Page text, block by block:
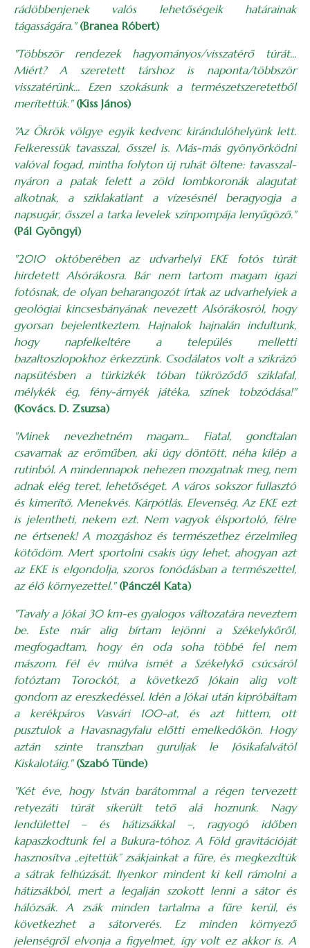
rádöbbenjenek valós lehetőségeik határainak
tágasságára." (Branea Róbert)
"Többször rendezek hagyományos/visszatérő túrát...
Miért? A szeretett társhoz is naponta/többször
visszatérünk... Ezen szokásunk a természetszeretetből
merítettük." (Kiss János)
"Az ­Ökrök völgye egyik kedvenc kirándulóhelyünk lett.
Felkeressük tavasszal, ősszel is. Más-más gyönyörködni
valóval fogad, mintha folyton új ruhát öltene: tavasszal-
nyáron a patak felett a zöld lombkoronák alagutat
alkotnak, a sziklakatlant a vízesésnél beragyogja a
napsugár, ősszel a tarka levelek színpompája lenyűgöző."
(Pál Gyöngyi)
"2010 októberében az udvarhelyi EKE fotós túrát
hirdetett Alsórákosra. Bár nem tartom magam igazi
fotósnak, de olyan beharangozót írtak az udvarhelyiek a
geológiai kincsesbányának nevezett Alsórákosról, hogy
gyorsan bejelentkeztem. Hajnalok hajnalán indultunk,
hogy napfelkeltére a település melletti
bazaltoszlopokhoz érkezzünk. Csodálatos volt a szikrázó
napsütésben a türkizkék tóban tükröződő sziklafal,
mélykék ég, fény-árnyék játéka, színek tobzódása!"
(Kovács. D. Zsuzsa)
"Minek nevezhetném magam... Fiatal, gondtalan
csavarnak az erőműben, aki úgy döntött, néha kilép a
rutinból. A mindennapok nehezen mozgatnak meg, nem
adnak elég teret, lehetőséget. A város sokszor fullasztó
és kimerítő. Menekvés. Kárpótlás. Elevenség. Az EKE ezt
is jelentheti, nekem ezt. Nem vagyok élsportoló, félre
ne értsenek! A mozgáshoz és természethez érzelmileg
kötődöm. Mert sportolni csakis úgy lehet, ahogyan azt
az EKE is elgondolja, szoros fonódásban a természettel,
az élő környezettel." (Pánczél Kata)
"Tavaly a Jókai 30 km-es gyalogos változatára neveztem
be. Este már alig bírtam lejönni a Székelykőről,
megfogadtam, hogy én oda soha többé fel nem
mászom. Fél év múlva ismét a Székelykő csúcsáról
fotóztam Torockót, a következő Jókain alig volt
gondom az ereszkedéssel. Idén a Jókai után kipróbáltam
a kerékpáros Vasvári 100-at, és azt hittem, ott
pusztulok a Havasnagyfalu előtti emelkedőkön. Hogy
aztán szinte transzban guruljak le Jósikafalvától
Kiskalotáig." (Szabó Tünde)
"Két éve, hogy István barátommal a régen tervezett
retyezáti túrát sikerült tető alá hoznunk. Nagy
lendülettel – és hátizsákkal –, ragyogó időben
kapaszkodtunk fel a Bukura-tóhoz. A Föld gravitációját
hasznosítva „ejtettük” zsákjainkat a fűre, és megkezdtük
a sátrak felhúzását. Ilyenkor mindent ki kell rámolni a
hátizsákból, mert a legalján szokott lenni a sátor és
hálózsák. A zsák minden tartalma a fűre kerül, és
következhet a sátorverés. Ez minden környező
jelenségről elvonja a figyelmet, így volt ez akkor is. A